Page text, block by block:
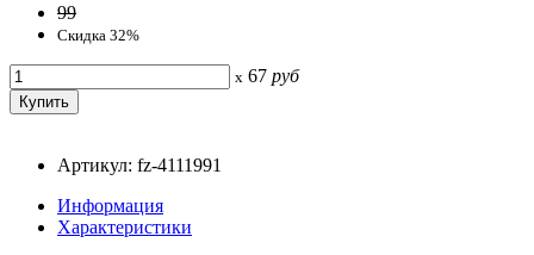
99
Скидка 32%
x 67 руб
Артикул: fz-4111991
Информация
Характеристики